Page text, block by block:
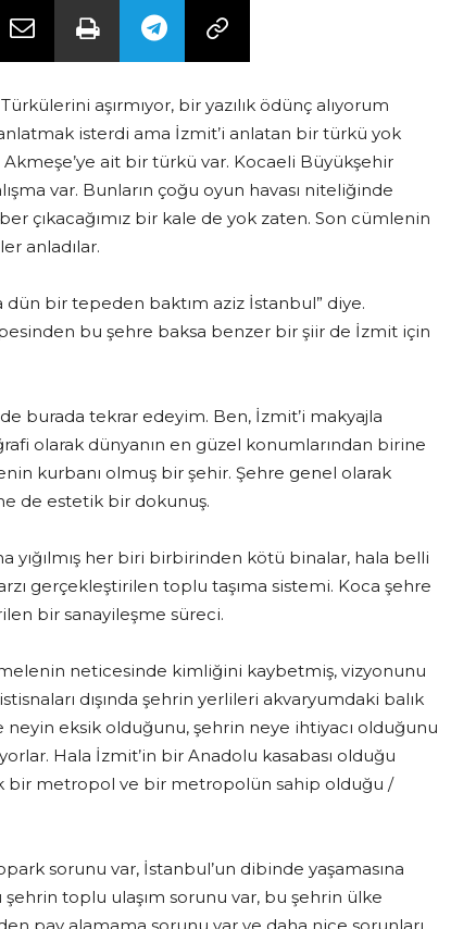
aşırmıyor, bir yazılık ödünç alıyorum
isterdi ama İzmit’i anlatan bir türkü yok
ait bir türkü var. Kocaeli Büyükşehir
var. Bunların çoğu oyun havası niteliğinde
çıkacağımız bir kale de yok zaten. Son cümlenin
anladılar.
dün bir tepeden baktım aziz İstanbul” diye.
bu şehre baksa benzer bir şiir de İzmit için
burada tekrar edeyim. Ben, İzmit’i makyajla
olarak dünyanın en güzel konumlarından birine
kurbanı olmuş bir şehir. Şehre genel olarak
de estetik bir dokunuş.
yığılmış her biri birbirinden kötü binalar, hala belli
gerçekleştirilen toplu taşıma sistemi. Koca şehre
bir sanayileşme süreci.
neticesinde kimliğini kaybetmiş, vizyonunu
dışında şehrin yerlileri akvaryumdaki balık
neyin eksik olduğunu, şehrin neye ihtiyacı olduğunu
Hala İzmit’in bir Anadolu kasabası olduğu
bir metropol ve bir metropolün sahip olduğu /
sorunu var, İstanbul’un dibinde yaşamasına
toplu ulaşım sorunu var, bu şehrin ülke
pay alamama sorunu var ve daha nice sorunları